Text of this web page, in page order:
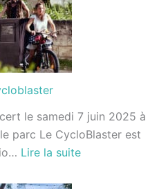
le samedi 7 juin 2025 à
parc Le CycloBlaster est
Lire la suite: